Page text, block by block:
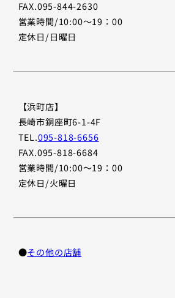
FAX.095-844-2630
営業時間/10:00〜19：00
定休日/日曜日
【浜町店】
長崎市銅座町6-1-4F
TEL.095-818-6656
FAX.095-818-6684
営業時間/10:00〜19：00
定休日/火曜日
●その他の店舗